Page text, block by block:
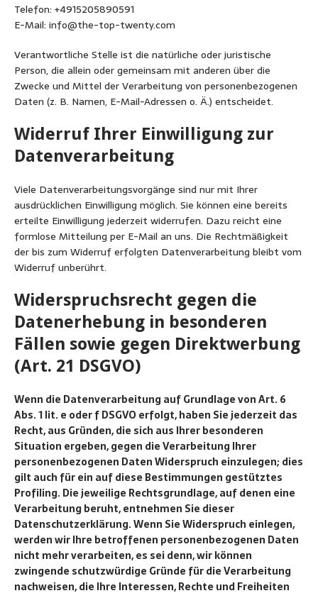
Telefon: +4915205890591
E-Mail: info@the-top-twenty.com
Verantwortliche Stelle ist die natürliche oder juristische
Person, die allein oder gemeinsam mit anderen über die
Zwecke und Mittel der Verarbeitung von personenbezogenen
Daten (z. B. Namen, E-Mail-Adressen o. Ä.) entscheidet.
Widerruf Ihrer Einwilligung zur
Datenverarbeitung
Viele Datenverarbeitungsvorgänge sind nur mit Ihrer
ausdrücklichen Einwilligung möglich. Sie können eine bereits
erteilte Einwilligung jederzeit widerrufen. Dazu reicht eine
formlose Mitteilung per E-Mail an uns. Die Rechtmäßigkeit
der bis zum Widerruf erfolgten Datenverarbeitung bleibt vom
Widerruf unberührt.
Widerspruchsrecht gegen die
Datenerhebung in besonderen
Fällen sowie gegen Direktwerbung
(Art. 21 DSGVO)
Wenn die Datenverarbeitung auf Grundlage von Art. 6
Abs. 1 lit. e oder f DSGVO erfolgt, haben Sie jederzeit das
Recht, aus Gründen, die sich aus Ihrer besonderen
Situation ergeben, gegen die Verarbeitung Ihrer
personenbezogenen Daten Widerspruch einzulegen; dies
gilt auch für ein auf diese Bestimmungen gestütztes
Profiling. Die jeweilige Rechtsgrundlage, auf denen eine
Verarbeitung beruht, entnehmen Sie dieser
Datenschutzerklärung. Wenn Sie Widerspruch einlegen,
werden wir Ihre betroffenen personenbezogenen Daten
nicht mehr verarbeiten, es sei denn, wir können
zwingende schutzwürdige Gründe für die Verarbeitung
nachweisen, die Ihre Interessen, Rechte und Freiheiten